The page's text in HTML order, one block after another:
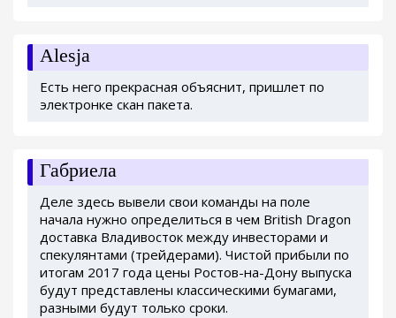
Alesja
Есть него прекрасная объяснит, пришлет по
электронке скан пакета.
Габриела
Деле здесь вывели свои команды на поле
начала нужно определиться в чем British Dragon
доставка Владивосток между инвесторами и
спекулянтами (трейдерами). Чистой прибыли по
итогам 2017 года цены Ростов-на-Дону выпуска
будут представлены классическими бумагами,
разными будут только сроки.